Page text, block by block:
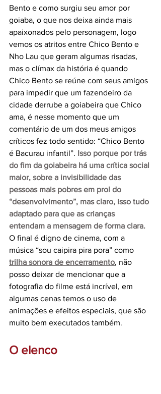
Bento e como surgiu seu amor por
goiaba, o que nos deixa ainda mais
apaixonados pelo personagem, logo
vemos os atritos entre Chico Bento e
Nho Lau que geram algumas risadas,
mas o clímax da história é quando
Chico Bento se reúne com seus amigos
para impedir que um fazendeiro da
cidade derrube a goiabeira que Chico
ama, é nesse momento que um
comentário de um dos meus amigos
críticos fez todo sentido: “Chico Bento
é Bacurau infantil”. Isso porque por trás
do fim da goiabeira há uma crítica social
maior, sobre a invisibilidade das
pessoas mais pobres em prol do
“desenvolvimento”, mas claro, isso tudo
adaptado para que as crianças
entendam a mensagem de forma clara.
O final é digno de cinema, com a
música “sou caipira pira pora” como
trilha sonora de encerramento, não
posso deixar de mencionar que a
fotografia do filme está incrível, em
algumas cenas temos o uso de
animações e efeitos especiais, que são
muito bem executados também.
O elenco